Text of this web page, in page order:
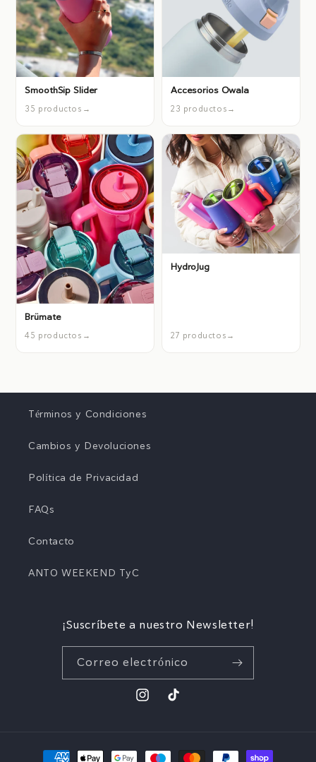
SmoothSip Slider
35 productos
Accesorios Owala
23 productos
Brümate
45 productos
HydroJug
27 productos
Términos y Condiciones
Cambios y Devoluciones
Política de Privacidad
FAQs
Contacto
ANTO WEEKEND TyC
¡Suscríbete a nuestro Newsletter!
Correo electrónico
InstagramTikTok
Formas